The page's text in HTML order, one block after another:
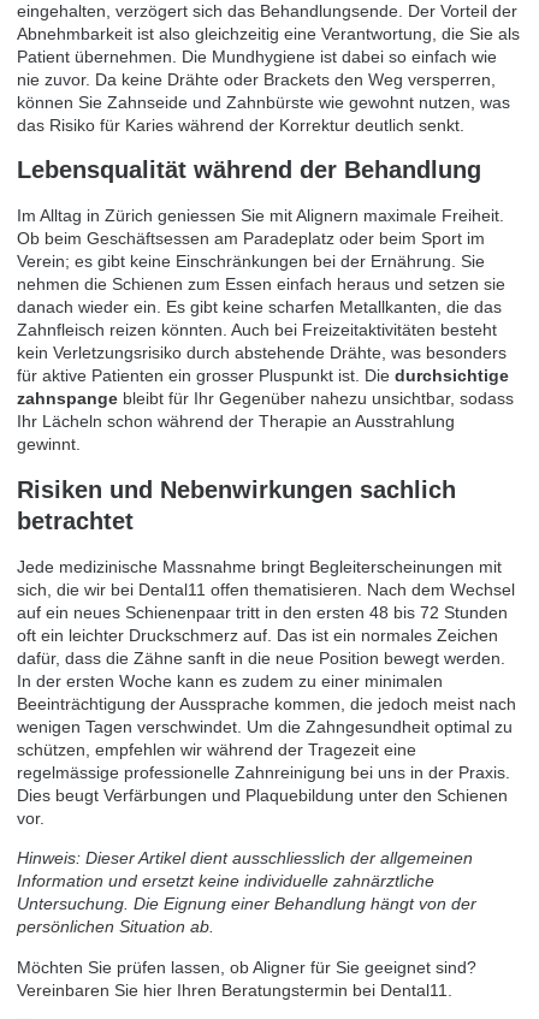
eingehalten, verzögert sich das Behandlungsende. Der Vorteil der
Abnehmbarkeit ist also gleichzeitig eine Verantwortung, die Sie als
Patient übernehmen. Die Mundhygiene ist dabei so einfach wie
nie zuvor. Da keine Drähte oder Brackets den Weg versperren,
können Sie Zahnseide und Zahnbürste wie gewohnt nutzen, was
das Risiko für Karies während der Korrektur deutlich senkt.
Lebensqualität während der Behandlung
Im Alltag in Zürich geniessen Sie mit Alignern maximale Freiheit.
Ob beim Geschäftsessen am Paradeplatz oder beim Sport im
Verein; es gibt keine Einschränkungen bei der Ernährung. Sie
nehmen die Schienen zum Essen einfach heraus und setzen sie
danach wieder ein. Es gibt keine scharfen Metallkanten, die das
Zahnfleisch reizen könnten. Auch bei Freizeitaktivitäten besteht
kein Verletzungsrisiko durch abstehende Drähte, was besonders
für aktive Patienten ein grosser Pluspunkt ist. Die durchsichtige
zahnspange bleibt für Ihr Gegenüber nahezu unsichtbar, sodass
Ihr Lächeln schon während der Therapie an Ausstrahlung
gewinnt.
Risiken und Nebenwirkungen sachlich
betrachtet
Jede medizinische Massnahme bringt Begleiterscheinungen mit
sich, die wir bei Dental11 offen thematisieren. Nach dem Wechsel
auf ein neues Schienenpaar tritt in den ersten 48 bis 72 Stunden
oft ein leichter Druckschmerz auf. Das ist ein normales Zeichen
dafür, dass die Zähne sanft in die neue Position bewegt werden.
In der ersten Woche kann es zudem zu einer minimalen
Beeinträchtigung der Aussprache kommen, die jedoch meist nach
wenigen Tagen verschwindet. Um die Zahngesundheit optimal zu
schützen, empfehlen wir während der Tragezeit eine
regelmässige professionelle Zahnreinigung bei uns in der Praxis.
Dies beugt Verfärbungen und Plaquebildung unter den Schienen
vor.
Hinweis: Dieser Artikel dient ausschliesslich der allgemeinen
Information und ersetzt keine individuelle zahnärztliche
Untersuchung. Die Eignung einer Behandlung hängt von der
persönlichen Situation ab.
Möchten Sie prüfen lassen, ob Aligner für Sie geeignet sind?
Vereinbaren Sie hier Ihren Beratungstermin bei Dental11.